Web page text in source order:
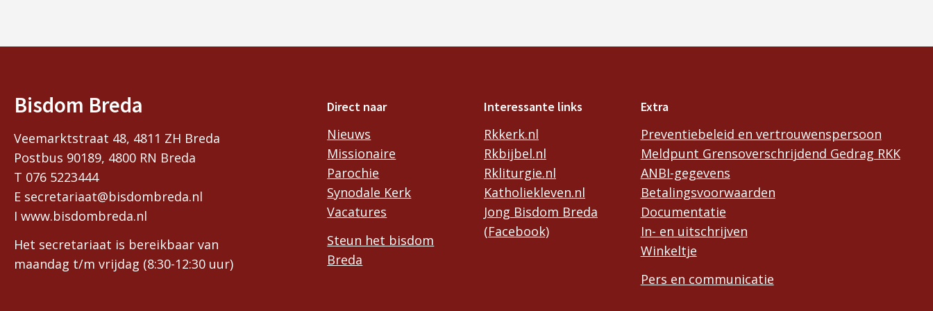
Bisdom Breda
Veemarktstraat 48, 4811 ZH Breda
Postbus 90189, 4800 RN Breda
T 076 5223444
E secretariaat@bisdombreda.nl
I www.bisdombreda.nl
Het secretariaat is bereikbaar van
maandag t/m vrijdag (8:30-12:30 uur)
Direct naar
Nieuws
Missionaire
Parochie
Synodale Kerk
Vacatures
Steun het bisdom
Breda
Interessante links
Rkkerk.nl
Rkbijbel.nl
Rkliturgie.nl
Katholiekleven.nl
Jong Bisdom Breda
(Facebook)
Extra
Preventiebeleid en vertrouwenspersoon
Meldpunt Grensoverschrijdend Gedrag RKK
ANBI-gegevens
Betalingsvoorwaarden
Documentatie
In- en uitschrijven
Winkeltje
Pers en communicatie